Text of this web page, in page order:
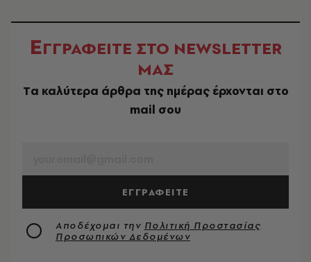
ΕΓΓΡΑΦΕΙΤΕ ΣΤΟ NEWSLETTER
ΜΑΣ
Tα καλύτερα άρθρα της ημέρας έρχονται στο
mail σου
ΕΓΓΡΑΦΕΙΤΕ
Αποδέχομαι την Πολιτική Προστασίας
Προσωπικών Δεδομένων